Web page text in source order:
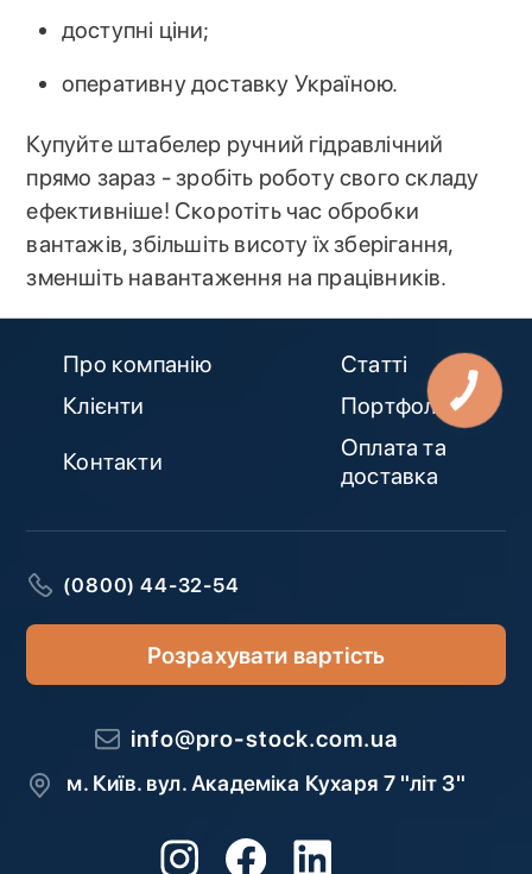
доступні ціни;
оперативну доставку Україною.
Купуйте штабелер ручний гідравлічний
прямо зараз - зробіть роботу свого складу
ефективніше! Скоротіть час обробки
вантажів, збільшіть висоту їх зберігання,
зменшіть навантаження на працівників.
Про компанію
Статті
Клієнти
Портфоліо
Контакти
Оплата та
доставка
(0800) 44-32-54
Розрахувати вартість
info@pro-stock.com.ua
м. Київ. вул. Академіка Кухаря 7 "літ З"